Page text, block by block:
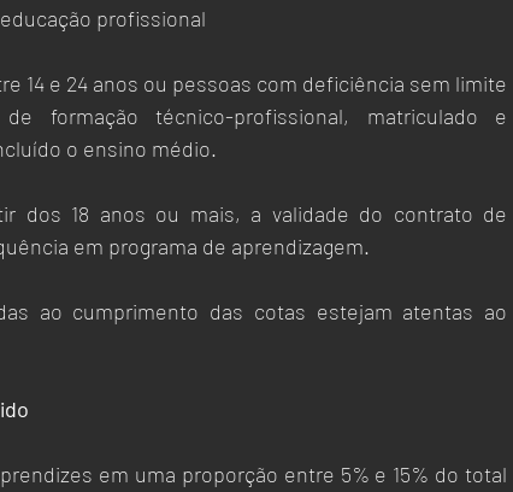
profissional
14 e 24 anos ou pessoas com deficiência sem limite
formação técnico-profissional, matriculado e
o ensino médio.
dos 18 anos ou mais, a validade do contrato de
em programa de aprendizagem.
ao cumprimento das cotas estejam atentas ao
em uma proporção entre 5% e 15% do total